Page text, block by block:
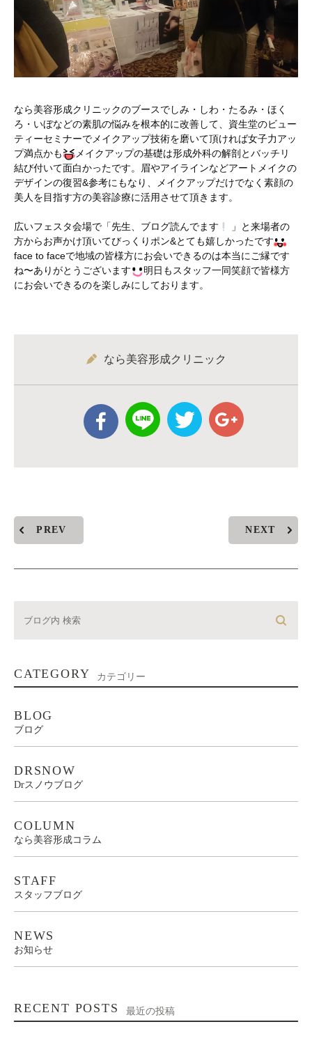
なら美容形成クリニックのブースでしみ・しわ・たるみ・ほく
ろ・いぼなどの素肌の悩みを根本的に改善して、資生堂のビュー
ティーセミナーでメイクアップ技術を磨いて頂ければ女子力アッ
プ満点かも
メイクアップの基礎は形成外科の解剖とバッチリ
結び付いて面白かったです。眉やアイラインなどアートメイクの
デザインの復習&参考にもなり、メイクアップだけでなく素顔の
美人を目指す方の美容診療に活用させて頂きます。
広いフェスタ会場で「先生、ブログ読んでます
」と来場者の
方からお声かけ頂いてびっくりポン&とても嬉しかったです
face to faceで地域の皆様方にお会いできるのは本当にご縁です
ね〜ありがとうございます
明日もスタッフ一同笑顔で皆様方
にお会いできるのを楽しみにしております。
なら美容形成クリニック
PREV NEXT
CATEGORY カテゴリー
BLOG
ブログ
DRSNOW
Drスノウブログ
COLUMN
なら美容形成コラム
STAFF
スタッフブログ
NEWS
お知らせ
RECENT POSTS 最近の投稿